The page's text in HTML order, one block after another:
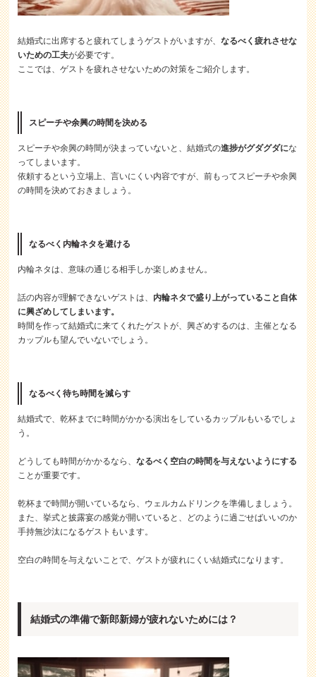
結婚式に出席すると疲れてしまうゲストがいますが、なるべく疲れさせな
いための工夫が必要です。
ここでは、ゲストを疲れさせないための対策をご紹介します。
スピーチや余興の時間を決める
スピーチや余興の時間が決まっていないと、結婚式の進捗がグダグダにな
ってしまいます。
依頼するという立場上、言いにくい内容ですが、前もってスピーチや余興
の時間を決めておきましょう。
なるべく内輪ネタを避ける
内輪ネタは、意味の通じる相手しか楽しめません。
話の内容が理解できないゲストは、 内輪ネタで盛り上がっていること自体
に興ざめしてしまいます。
時間を作って結婚式に来てくれたゲストが、興ざめするのは、主催となる
カップルも望んでいないでしょう。
なるべく待ち時間を減らす
結婚式で、乾杯までに時間がかかる演出をしているカップルもいるでしょ
う。
どうしても時間がかかるなら、なるべく空白の時間を与えないようにする
ことが重要です。
乾杯まで時間が開いているなら、ウェルカムドリンクを準備しましょう。
また、挙式と披露宴の感覚が開いていると、どのように過ごせばいいのか
手持無沙汰になるゲストもいます。
空白の時間を与えないことで、ゲストが疲れにくい結婚式になります。
結婚式の準備で新郎新婦が疲れないためには？